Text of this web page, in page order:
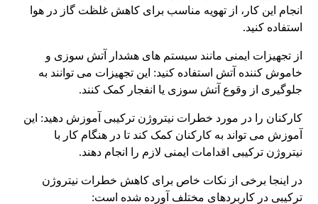
انجام این کار، از تهویه مناسب برای کاهش غلظت گاز در هوا
استفاده کنید.
از تجهیزات ایمنی مانند سیستم های هشدار آتش سوزی و
خاموش کننده آتش استفاده کنید: این تجهیزات می توانند به
جلوگیری از وقوع آتش سوزی یا انفجار کمک کنند.
کارکنان را در مورد خطرات نیتروژن ترکیبی آموزش دهید: این
آموزش می تواند به کارکنان کمک کند تا در هنگام کار با
نیتروژن ترکیبی اقدامات ایمنی لازم را انجام دهند.
در اینجا برخی از نکات خاص برای کاهش خطرات نیتروژن
ترکیبی در کاربردهای مختلف آورده شده است: